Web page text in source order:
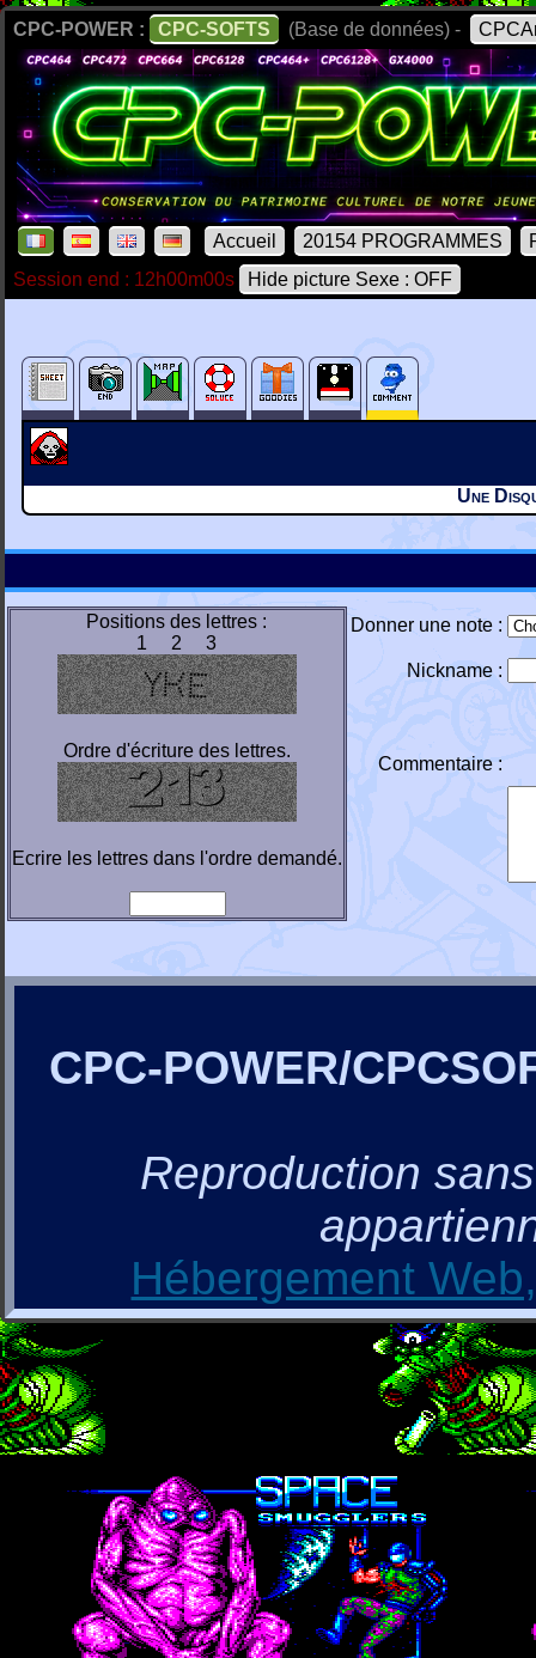
CPC-POWER : CPC-SOFTS (Base de données) -
Accueil 20154 PROGRAMMES
Session end : 12h00m00s
Hide picture Sexe : OFF
Une
Positions des lettres :
1 2 3
Ordre d'écriture des lettres.
Ecrire les lettres dans l'ordre demandé.
Donner une note :
Nickname :
Commentaire :
CPC-POWER/
Reproduction
Hébergement